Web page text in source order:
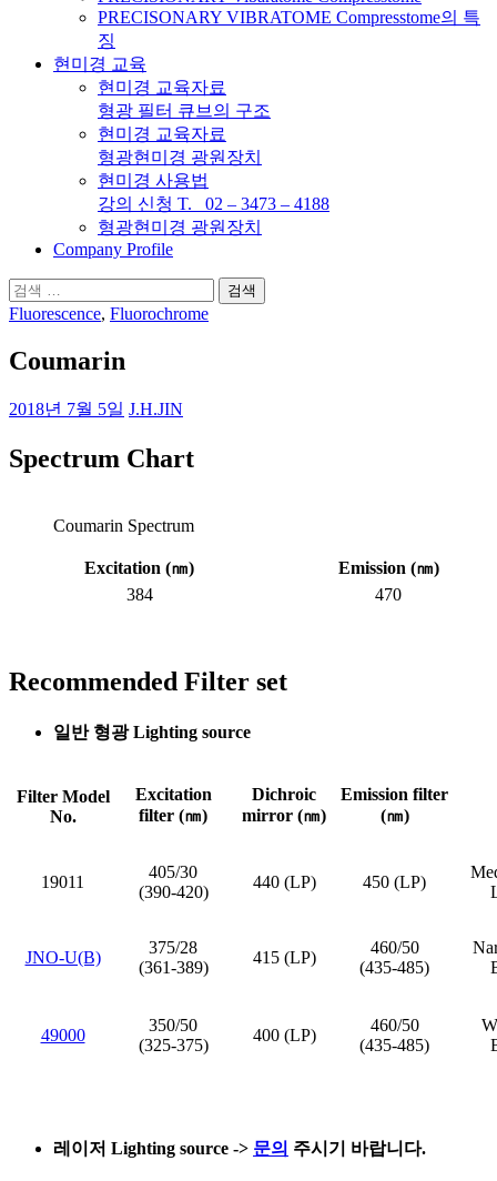
PRECISONARY VIBRATOME Compresstome의 특
징
현미경 교육
현미경 교육자료
형광 필터 큐브의 구조
현미경 교육자료
형광현미경 광원장치
현미경 사용법
강의 신청 T. 02 – 3473 – 4188
형광현미경 광원장치
Company Profile
검
색:
Fluorescence, Fluorochrome
Coumarin
2018년 7월 5일 J.H.JIN
Spectrum Chart
Coumarin Spectrum
Excitation (㎚) Emission (㎚)
384
470
Recommended Filter set
일반 형광 Lighting source
Filter Model
No.
Excitation
filter (㎚)
Dichroic
mirror (㎚)
Emission filter
(㎚)
19011
405/30
(390-420)
440 (LP) 450 (LP)
JNO-U(B)
375/28
(361-389)
415 (LP)
460/50
(435-485)
49000
350/50
(325-375)
400 (LP)
460/50
(435-485)
레이저 Lighting source -> 문의 주시기 바랍니다.